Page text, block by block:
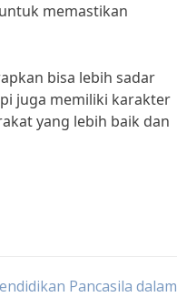
memastikan
bisa lebih sadar
juga memiliki karakter
yang lebih baik dan
Pancasila dalam